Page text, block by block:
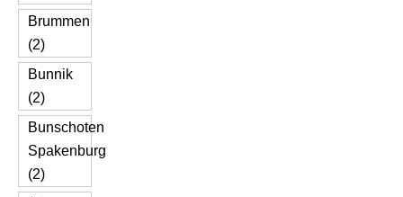
Brummen
(2)
Bunnik
(2)
Bunschoten
Spakenburg
(2)